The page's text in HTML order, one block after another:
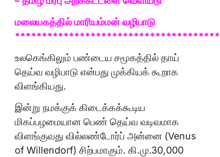
மலையகத்தில் மாரியம்மன் வழிபாடு
உலகெங்கிலும் பண்டைய சமூகத்தில் தாய்
தெய்வ வழிபாடு என்பது முக்கியக் கூறாக
விளங்கியது.
இன்று நமக்குக் கிடைக்கக்கூடிய
மிகப்பழமையான பெண் தெய்வ வடிவமாக
விளங்குவது வில்லண்டோர்ப் அன்னை (Venus
of Willendorf) சிற்பமாகும். கி.மு.30,000